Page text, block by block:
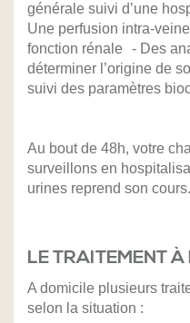
générale suivi d’une
Une perfusion intra-
fonction rénale - Des
déterminer l’origine de
suivi des paramètres
Au bout de 48h, votre
surveillons en
urines reprend son cours.
LE TRAITEMENT
A domicile plusieurs
selon la situation :